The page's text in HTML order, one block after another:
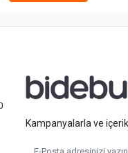
Kampanyalarla ve